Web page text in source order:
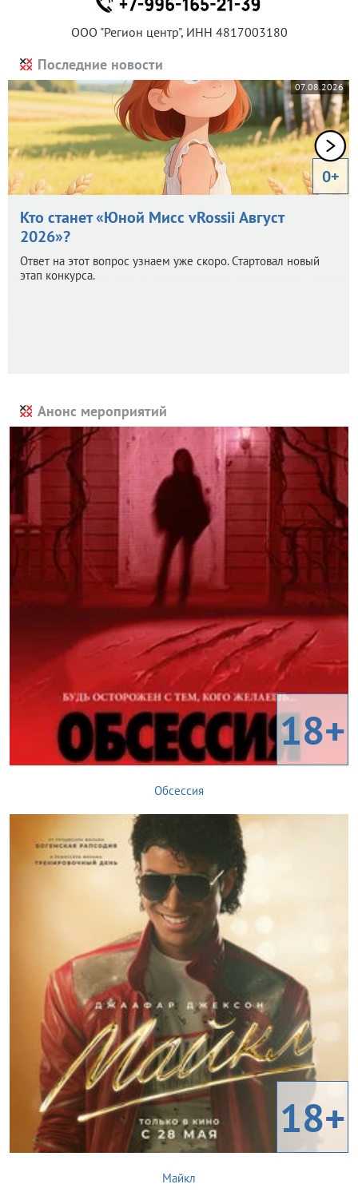
ООО "Регион центр", ИНН 4817003180
Последние новости
07.08.2026
0+
Кто станет «Юной Мисс vRossii Август
2026»?
Ответ на этот вопрос узнаем уже скоро. Стартовал новый
этап конкурса.
Анонс мероприятий
18+
Обсессия
18+
Майкл